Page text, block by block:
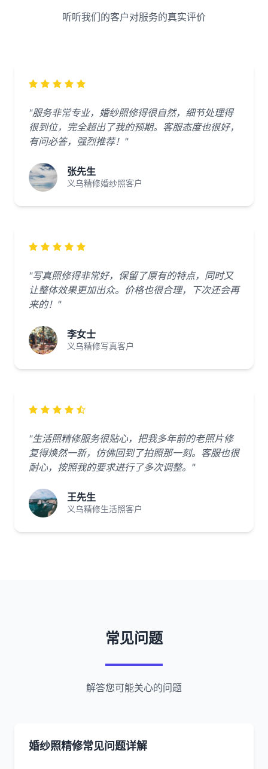
听听我们的客户对服务的真实评价
"服务非常专业，婚纱照修得很自然，细节处理得
很到位，完全超出了我的预期。客服态度也很好，
有问必答，强烈推荐！"
张先生
义乌精修婚纱照客户
"写真照修得非常好，保留了原有的特点，同时又
让整体效果更加出众。价格也很合理，下次还会再
来的！"
李女士
义乌精修写真客户
"生活照精修服务很贴心，把我多年前的老照片修
复得焕然一新，仿佛回到了拍照那一刻。客服也很
耐心，按照我的要求进行了多次调整。"
王先生
义乌精修生活照客户
常见问题
解答您可能关心的问题
婚纱照精修常见问题详解